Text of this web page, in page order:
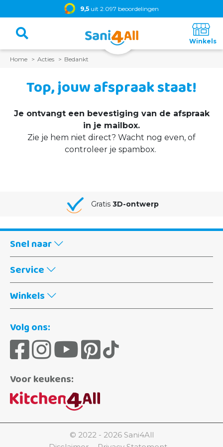
9,5 uit 2.097 beoordelingen
Home Acties Bedankt
Top, jouw afspraak staat!
Je ontvangt een bevestiging van de afspraak
in je mailbox.
Zie je hem niet direct? Wacht nog even, of
controleer je spambox.
Gratis 3D-ontwerp
Snel naar
Service
Winkels
Volg ons:
Voor keukens:
© 2022 - 2026 Sani4All